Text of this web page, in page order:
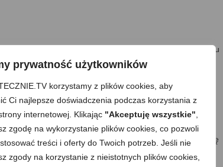
prywatność użytkowników
korzystamy z plików cookies, aby
Ci najlepsze doświadczenia podczas korzystania z
internetowej. Klikając "Akceptuję wszystkie"
zgodę na wykorzystanie plików cookies, co pozwoli
treści i oferty do Twoich potrzeb. Jeśli nie
zgody na korzystanie z nieistotnych plików cookies,
smażę lub opiekam na patelni
, aż z obu
zależy od wielkości kawałków mięsa, ale nie
na metalową kratkę do odparowania i ostygnięcia
od spodu).
(opcjonalnie) -mieszam.
kroję w drobne paseczki lub drobniutko siekam. Dodaję
na bok.